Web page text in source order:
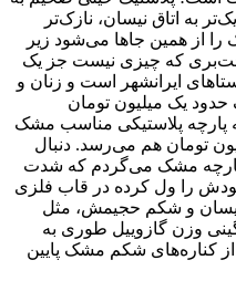
به اتاق نیسان، نازک‌تر
از همین جا‌ها می‌شود زیر
که چیزی نیست جز یک
ایرانشهر است و زنان و
یک میلیون تومان
پارچه پلاستیکی مناسب مشک
به ضخامتش تا ۵ میلیون تومان هم می‌رسد. دنبال
پارچه مشک می‌گردم که شدت
خودش را ول کرده در قاب فلزی
نیسان و شکم حجیمش، مثل
وزن گازوییل طوری به
کناره‌های شکم مشک پایین